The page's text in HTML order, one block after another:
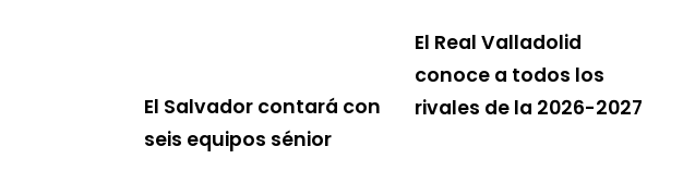
El Salvador contará con
seis equipos sénior
El Real Valladolid
conoce a todos los
rivales de la 2026-2027